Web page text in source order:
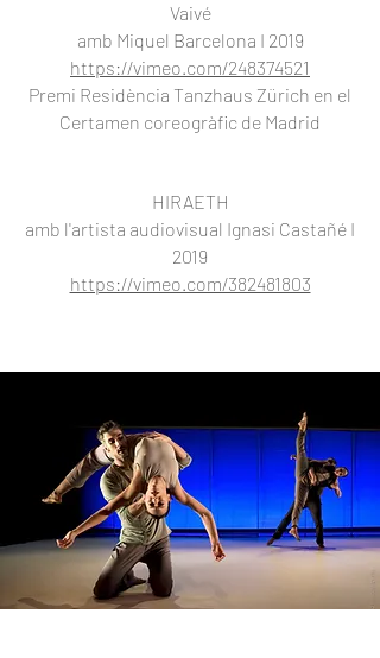
Vaivé
amb Miquel Barcelona I 2019
https://vimeo.com/248374521
Premi Residència Tanzhaus Zürich en el
Certamen coreogràfic de Madrid
HIRAETH
amb l'artista audiovisual Ignasi Castañé I
2019
https://vimeo.com/382481803